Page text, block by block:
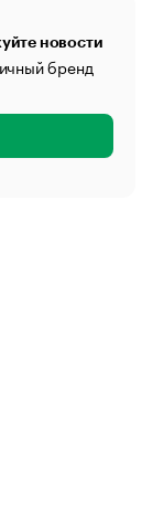
новости
бренд